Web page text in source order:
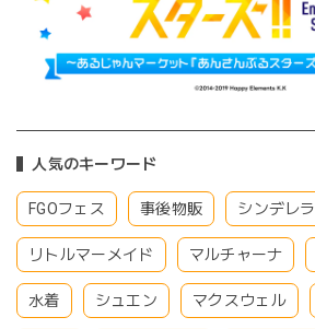
人気のキーワード
FGOフェス 事後物販 シンデレラ
リトルマーメイド マルチャーナ
水着 シュエン マクスウェル